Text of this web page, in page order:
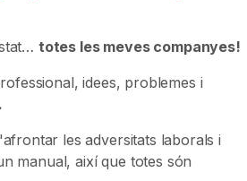
totes les meves companyes!
idees, problemes i
les adversitats laborals i
manual, així que totes són